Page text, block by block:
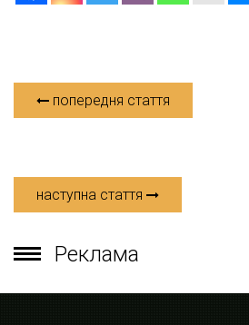
попередня стаття
наступна стаття
Реклама